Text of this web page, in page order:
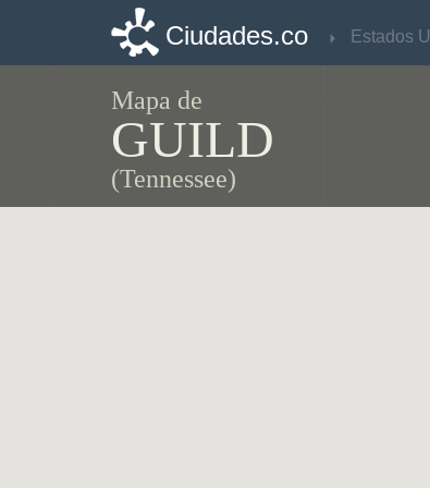
Ciudades.co
Mapa de
GUILD
(Tennessee)
Ciudades.co